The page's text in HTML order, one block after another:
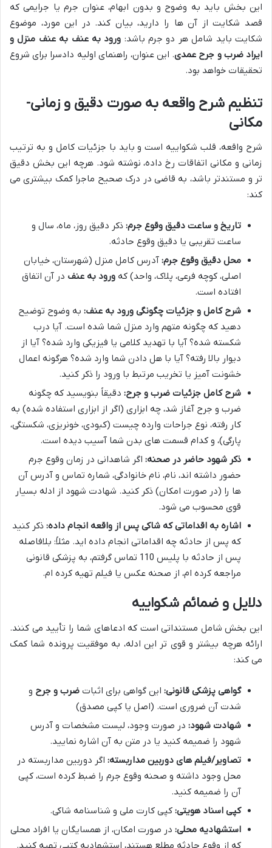
این بخش باید به وضوح و بدون ابهام، عنوان جرم یا جرایمی که
قصد شکایت از آن ها را دارید، بیان کند. در این مورد، موضوع
شکایت باید شامل هر دو جرم باشد: ورود به عنف به عنف منزل و
ایراد ضرب و جرح عمدی. این عنوان، راهنمای اولیه دادسرا برای شروع
تحقیقات خواهد بود.
تنظیم شرح واقعه به صورت دقیق و زمانی-
مکانی
شرح واقعه، قلب شکواییه است و باید با جزئیات کامل و به ترتیب
زمانی و مکانی اتفاقات رخ داده، نوشته شود. هرچه این بخش دقیق
تر و مستندتر باشد، به قاضی در درک صحیح ماجرا کمک بیشتری می
کند:
تاریخ و ساعت دقیق وقوع جرم: ذکر دقیق روز، ماه، سال و
ساعت تقریبی یا دقیق وقوع حادثه.
محل دقیق وقوع جرم: آدرس کامل منزل (شهرستان، خیابان
اصلی، کوچه فرعی، پلاک، واحد) که ورود به عنف در آن اتفاق
افتاده است.
شرح کامل و جزئیات چگونگی ورود به عنف: به وضوح توضیح
دهید که چگونه متهم وارد منزل شما شده است. آیا درب
شکسته شده؟ آیا با تهدید کلامی یا فیزیکی وارد شده؟ آیا از
دیوار بالا رفته؟ آیا با هل دادن شما وارد شده؟ هرگونه اعمال
خشونت آمیز یا تخریب مرتبط با ورود را ذکر کنید.
شرح کامل جزئیات ضرب و جرح: دقیقاً بنویسید که چگونه
ضرب و جرح آغاز شد، چه ابزاری (اگر از ابزاری استفاده شده) به
کار رفته، نوع جراحات وارده چیست (کبودی، خونریزی، شکستگی،
پارگی)، و کدام قسمت های بدن شما آسیب دیده است.
ذکر شهود حاضر در صحنه: اگر شاهدانی در زمان وقوع جرم
حضور داشته اند، نام، نام خانوادگی، شماره تماس و آدرس آن
ها را (در صورت امکان) ذکر کنید. شهادت شهود از ادله بسیار
قوی محسوب می شود.
اشاره به اقداماتی که شاکی پس از واقعه انجام داده: ذکر کنید
که پس از حادثه چه اقداماتی انجام داده اید. مثلاً: بلافاصله
پس از حادثه با پلیس 110 تماس گرفتم، به پزشکی قانونی
مراجعه کرده ام، از صحنه عکس یا فیلم تهیه کرده ام.
دلایل و ضمائم شکواییه
این بخش شامل مستنداتی است که ادعاهای شما را تأیید می کنند.
ارائه هرچه بیشتر و قوی تر این ادله، به موفقیت پرونده شما کمک
می کند:
گواهی پزشکی قانونی: این گواهی برای اثبات ضرب و جرح و
شدت آن ضروری است. (اصل یا کپی مصدق)
شهادت شهود: در صورت وجود، لیست مشخصات و آدرس
شهود را ضمیمه کنید یا در متن به آن اشاره نمایید.
تصاویر/فیلم های دوربین مداربسته: اگر دوربین مداربسته در
محل وجود داشته و صحنه وقوع جرم را ضبط کرده است، کپی
آن را ضمیمه کنید.
کپی اسناد هویتی: کپی کارت ملی و شناسنامه شاکی.
استشهادیه محلی: در صورت امکان، از همسایگان یا افراد محلی
که از وقوع حادثه مطلع هستند، استشهادیه کتبی تهیه کنید.